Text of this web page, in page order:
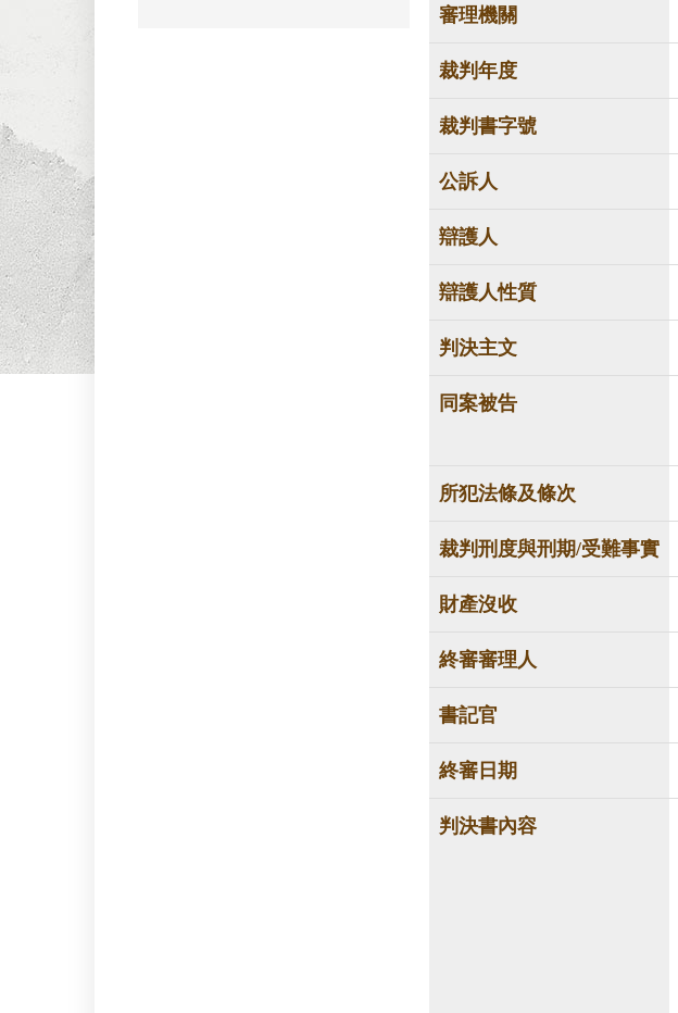
審理機關
裁判年度
裁判書字號
公訴人
辯護人
辯護人性質
判決主文
同案被告
所犯法條及條次
裁判刑度與刑期/受難事實
財產沒收
終審審理人
書記官
終審日期
判決書內容